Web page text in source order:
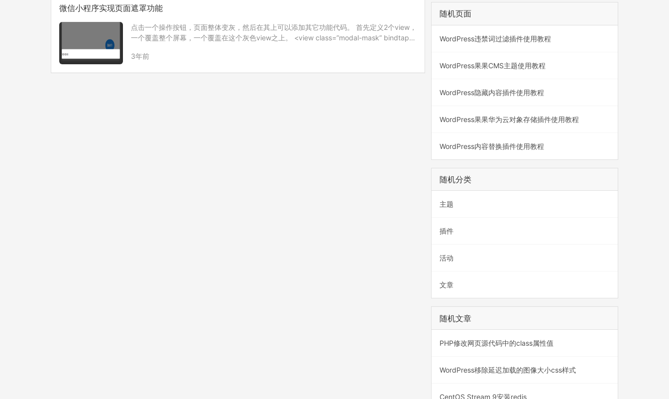
微信小程序实现页面遮罩功能
点击一个操作按钮，页面整体变灰，然后在其上可以添加其它功能代码。 首先定义2个view，
一个覆盖整个屏幕，一个覆盖在这个灰色view之上。 <view class=”modal-mask” bindtap=”
3年前
随机页面
WordPress违禁词过滤插件使用教程
WordPress果果CMS主题使用教程
WordPress隐藏内容插件使用教程
WordPress果果华为云对象存储插件使用教程
WordPress内容替换插件使用教程
随机分类
主题
插件
活动
文章
随机文章
PHP修改网页源代码中的class属性值
WordPress移除延迟加载的图像大小css样式
CentOS Stream 9安装redis